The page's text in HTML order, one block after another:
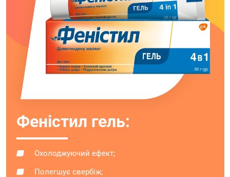
Феністил гель:
Охолоджуючий ефект;
Полегшує свербіж;